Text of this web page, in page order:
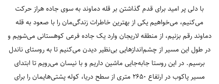
با دلی پر امید برای قدم گذاشتن بر قله دماوند به سوی جاده هراز حرکت
می‌کنیم، می‌خواهیم یکی از بهترین خاطرات زندگی‌مان را با صعود به قله
دماوند رقم بزنیم، از منطقه لاریجان وارد یک جاده فرعی کوهستانی می‌شویم و
در طول این مسیر از چشم‌اندازهایی بی‌نظیر دیدن می‌کنیم تا به روستای ناندل
برسیم. در این روستا جابه‌جایی ماشین داریم و با نیسان می‌رویم تا ابتدای
مسیر پاکوب در ارتفاع 2650 متری از سطح دریا، کوله پشتی‌هایمان را برای